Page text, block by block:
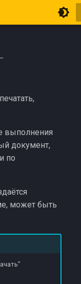
выполнения
документ,
по
может быть